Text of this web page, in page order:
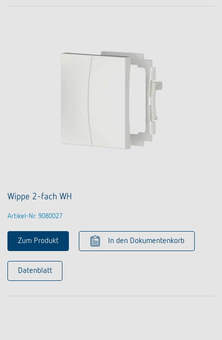
Wippe 2-fach WH
Artikel-Nr. 9080027
Zum Produkt In den Dokumentenkorb
Datenblatt